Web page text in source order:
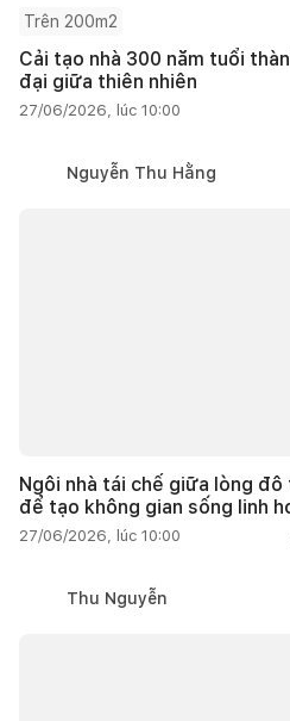
Trên 200m2
Cải tạo nhà 300 năm tuổi
đại giữa thiên nhiên
27/06/2026, lúc 10:00
Nguyễn Thu Hằng
Ngôi nhà tái chế giữa lòng
để tạo không gian sống linh
27/06/2026, lúc 10:00
Thu Nguyễn